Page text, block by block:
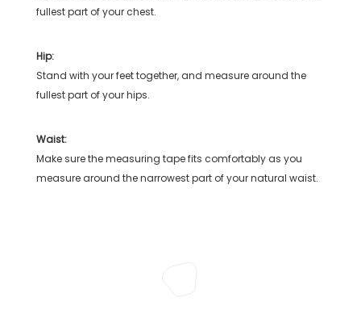
fullest part of your chest.
Hip:
Stand with your feet together, and measure around the
fullest part of your hips.
Waist:
Make sure the measuring tape fits comfortably as you
measure around the narrowest part of your natural waist.